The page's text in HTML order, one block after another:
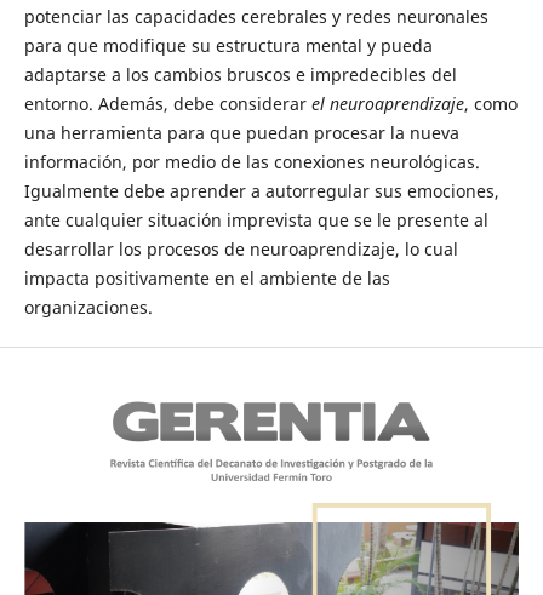
potenciar las capacidades cerebrales y redes neuronales
para que modifique su estructura mental y pueda
adaptarse a los cambios bruscos e impredecibles del
entorno. Además, debe considerar el neuroaprendizaje, como
una herramienta para que puedan procesar la nueva
información, por medio de las conexiones neurológicas.
Igualmente debe aprender a autorregular sus emociones,
ante cualquier situación imprevista que se le presente al
desarrollar los procesos de neuroaprendizaje, lo cual
impacta positivamente en el ambiente de las
organizaciones.